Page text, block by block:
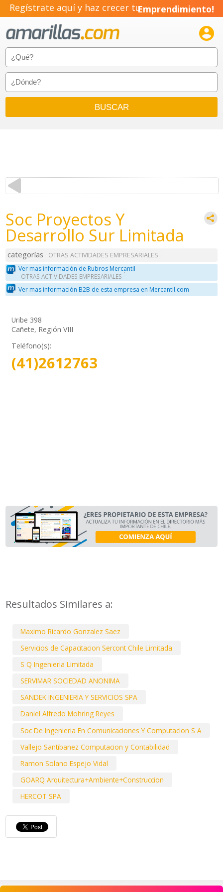
Regístrate aquí y haz crecer tuEmprendimiento!

Soc Proyectos Y
Desarrollo Sur Limitada
categorías
OTRAS ACTIVIDADES EMPRESARIALES
Ver mas información de Rubros Mercantil
OTRAS ACTIVIDADES EMPRESARIALES
Ver mas información B2B de esta empresa en Mercantil.com
Uribe 398
Cañete, Región VIII
Teléfono(s):
(41)2612763
Resultados Similares a:
Maximo Ricardo Gonzalez Saez
Servicios de Capacitacion Sercont Chile Limitada
S Q Ingenieria Limitada
SERVIMAR SOCIEDAD ANONIMA
SANDEK INGENIERIA Y SERVICIOS SPA
Daniel Alfredo Mohring Reyes
Soc De Ingenieria En Comunicaciones Y Computacion S A
Vallejo Santibanez Computacion y Contabilidad
Ramon Solano Espejo Vidal
GOARQ Arquitectura+Ambiente+Construccion
HERCOT SPA